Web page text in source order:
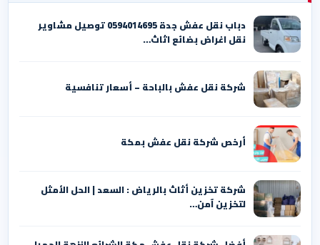
دباب نقل عفش جدة 0594014695 توصيل مشاوير
نقل اغراض بضائع اثاث…
شركة نقل عفش بالباحة – أسعار تنافسية
أرخص شركة نقل عفش بمكة
شركة تخزين أثاث بالرياض : السعد | الحل الأمثل
لتخزين آمن…